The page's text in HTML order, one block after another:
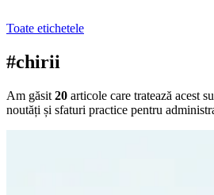
Toate etichetele
#chirii
Am găsit 20 articole care tratează acest
noutăți și sfaturi practice pentru